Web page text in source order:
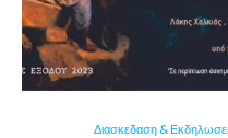
Διασκεδαση &